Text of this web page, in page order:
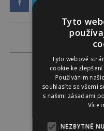
Darina
Tyto
Tyto webové
cookie ke
Používáním
souhlasíte se všemi
s našimi zásadami
Více
NEZBYTNĚ